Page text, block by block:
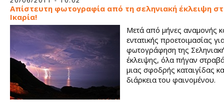
Απίστευτη φωτογραφία από τη σεληνιακή έκλειψη
Ικαρία!
Μετά από μήνες αναμονής
εντατικής προετοιμασίας
φωτογράφηση της
έκλειψης, όλα πήγαν στραβά
μιας σφοδρής καταιγίδας
διάρκεια του φαινομένου.